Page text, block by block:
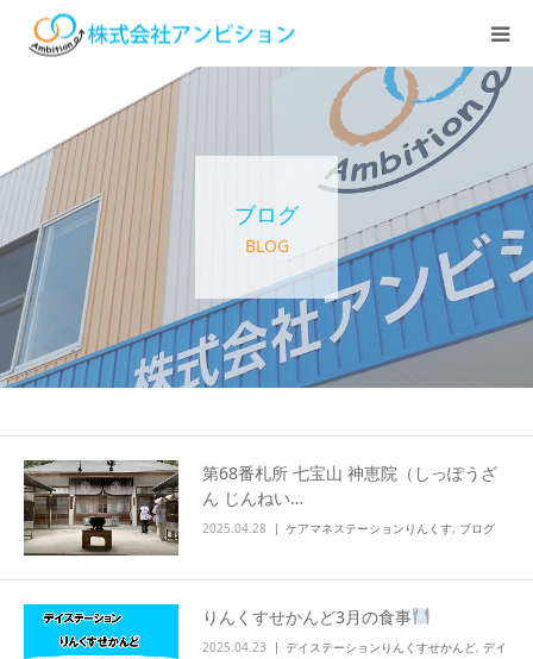
ブログ
BLOG
第68番札所 七宝山 神恵院（しっぽうざ
ん じんねい…
2025.04.28 ケアマネステーションりんくす, ブログ
りんくすせかんど3月の食事
2025.04.23 デイステーションりんくすせかんど, デイ
アンビションについて
サービス紹介
デイステーション
居宅介護・訪問介護
快護ラボ知技心
求人情報
info